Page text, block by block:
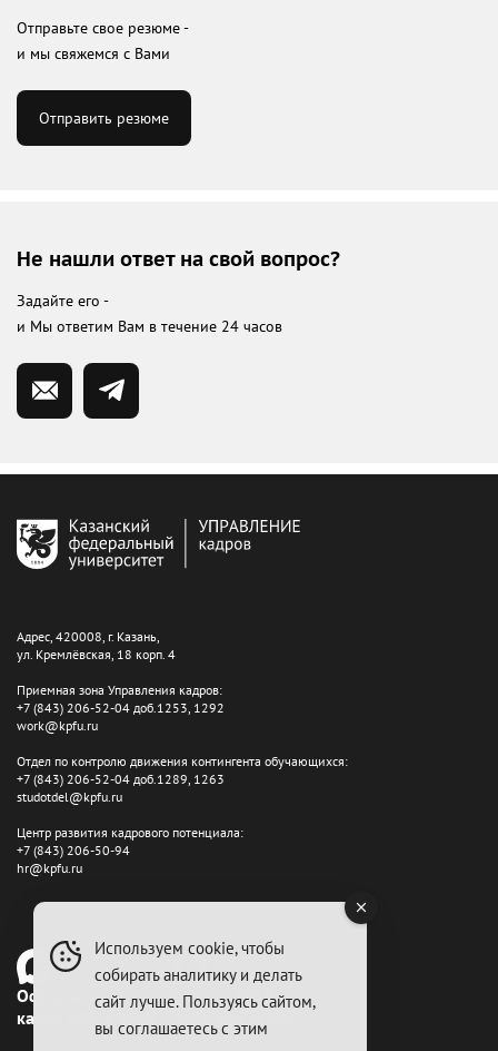
Отправьте свое резюме -
и мы свяжемся с Вами
Отправить резюме
Не нашли ответ на свой вопрос?
Задайте его -
и Мы ответим Вам в течение 24 часов
Адрес, 420008, г. Казань,
ул. Кремлёвская, 18 корп. 4
Приемная зона Управления кадров:
+7 (843) 206-52-04 доб.1253, 1292
work@kpfu.ru
Отдел по контролю движения контингента обучающихся:
+7 (843) 206-52-04 доб.1289, 1263
studotdel@kpfu.ru
Центр развития кадрового потенциала:
+7 (843) 206-50-94
hr@kpfu.ru
Официальный
канал КФУ в MAX
Канал в MAX
"КФУ для своих"
Используем cookie, чтобы
собирать аналитику и делать
сайт лучше. Пользуясь сайтом,
вы соглашаетесь с этим